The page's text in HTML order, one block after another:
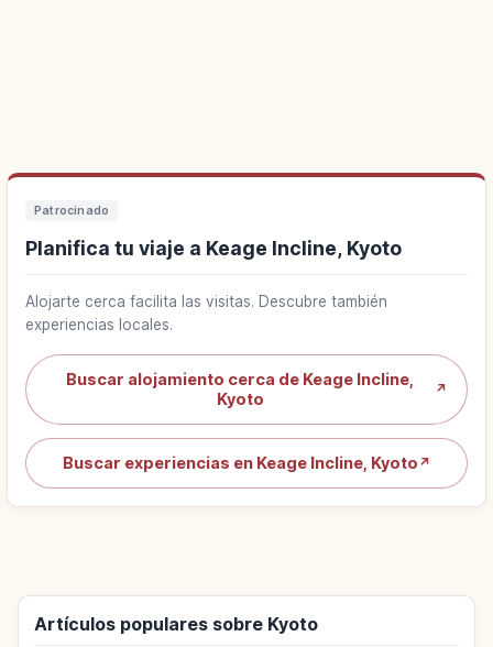
Patrocinado
Planifica tu viaje a Keage Incline, Kyoto
Alojarte cerca facilita las visitas. Descubre también
experiencias locales.
Buscar alojamiento cerca de Keage Incline,
Kyoto
↗
Buscar experiencias en Keage Incline, Kyoto ↗
Artículos populares sobre Kyoto